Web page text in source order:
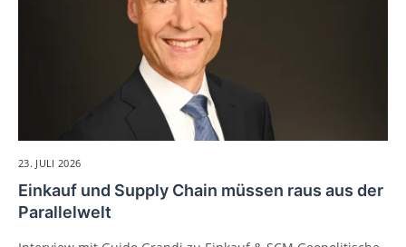
23. JULI 2026
Einkauf und Supply Chain müssen raus aus der
Parallelwelt